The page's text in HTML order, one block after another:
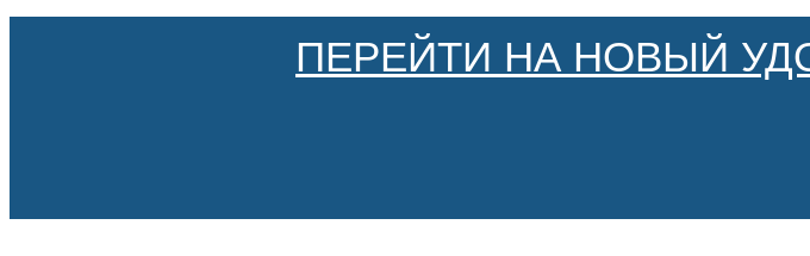
ПЕРЕЙТИ НА НОВЫЙ